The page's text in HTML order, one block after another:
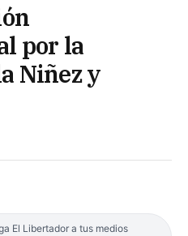
por la
Niñez y
El Libertador a tus medios